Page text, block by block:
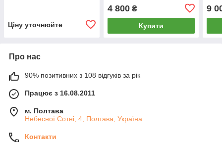
Ціну уточнюйте
4 800₴
Купити
9
Про нас
90% позитивних з 108 відгуків за рік
Працює з 16.08.2011
м. Полтава
Небесної Сотні, 4, Полтава, Україна
Контакти